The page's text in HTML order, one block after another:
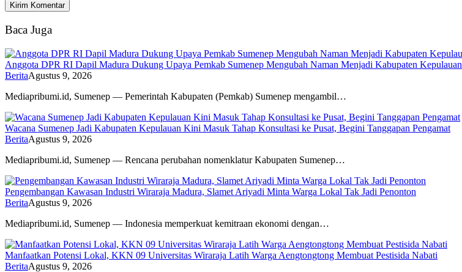
Baca Juga
Anggota DPR RI Dapil Madura Dukung Upaya Pemkab Sumenep Mengubah Naman Menjadi Kabupaten Kepulauan
BeritaAgustus 9, 2026
Mediapribumi.id, Sumenep — Pemerintah Kabupaten (Pemkab) Sumenep mengambil…
Wacana Sumenep Jadi Kabupaten Kepulauan Kini Masuk Tahap Konsultasi ke Pusat, Begini Tanggapan Pengamat
BeritaAgustus 9, 2026
Mediapribumi.id, Sumenep — Rencana perubahan nomenklatur Kabupaten Sumenep…
Pengembangan Kawasan Industri Wiraraja Madura, Slamet Ariyadi Minta Warga Lokal Tak Jadi Penonton
BeritaAgustus 9, 2026
Mediapribumi.id, Sumenep — Indonesia memperkuat kemitraan ekonomi dengan…
Manfaatkan Potensi Lokal, KKN 09 Universitas Wiraraja Latih Warga Aengtongtong Membuat Pestisida Nabati
BeritaAgustus 9, 2026